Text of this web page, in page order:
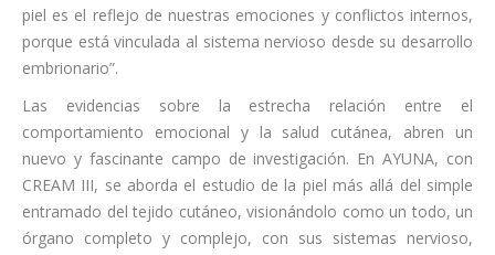
piel es el reflejo de nuestras emociones y conflictos internos,
porque está vinculada al sistema nervioso desde su desarrollo
embrionario”.
Las evidencias sobre la estrecha relación entre el
comportamiento emocional y la salud cutánea, abren un
nuevo y fascinante campo de investigación. En AYUNA, con
CREAM III, se aborda el estudio de la piel más allá del simple
entramado del tejido cutáneo, visionándolo como un todo, un
órgano completo y complejo, con sus sistemas nervioso,